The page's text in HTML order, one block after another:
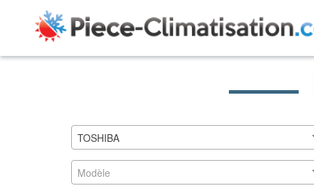
TOSHIBA
Modèle